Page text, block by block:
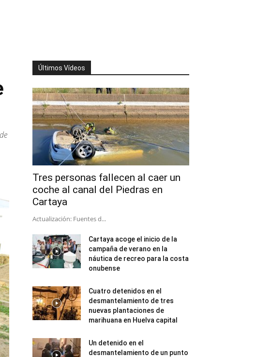
Últimos Vídeos
Tres personas fallecen al caer un
coche al canal del Piedras en
Cartaya
Actualización: Fuentes d...
Cartaya acoge el inicio de la
campaña de verano en la
náutica de recreo para la costa
onubense
Cuatro detenidos en el
desmantelamiento de tres
nuevas plantaciones de
marihuana en Huelva capital
Un detenido en el
desmantelamiento de un punto